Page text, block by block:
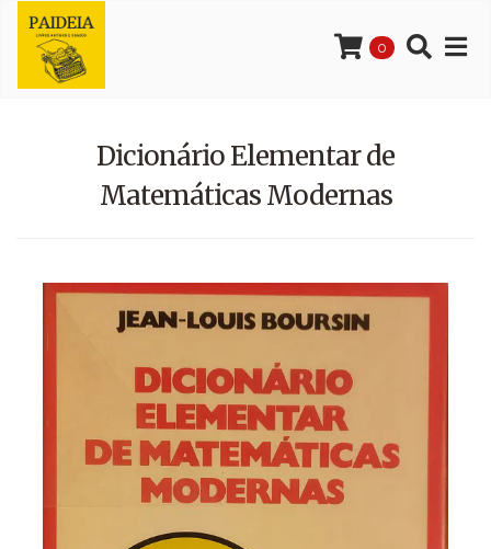
0
Dicionário Elementar de
Matemáticas Modernas